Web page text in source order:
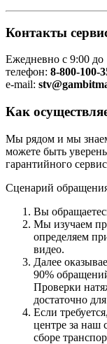
Контакты
Ежедневно с 9:00 до
телефон: 8-800-100-
e-mail:
Как
Мы рядом и мы
можете быть
гарантийного
Сценарий
Вы
Мы изучаем
определяем
видео.
Далее
90%
Проверки
достаточно
Если
центре за наш
сборе